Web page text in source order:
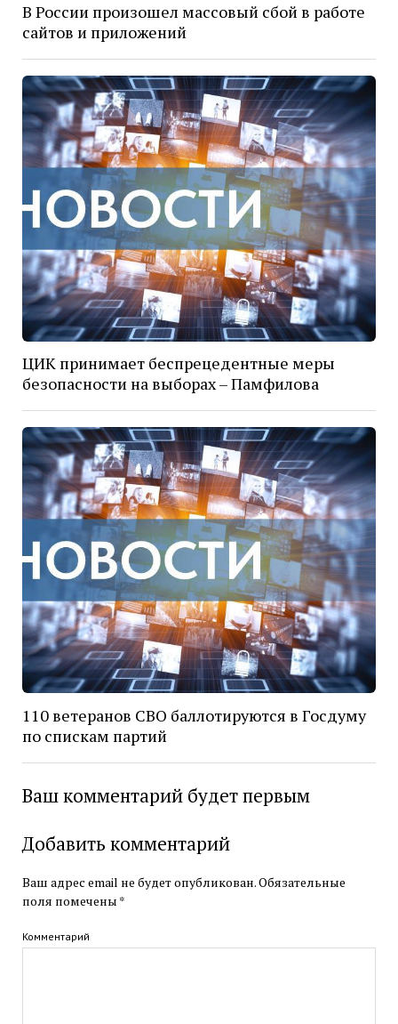
В России произошел массовый сбой в работе
сайтов и приложений
ЦИК принимает беспрецедентные меры
безопасности на выборах – Памфилова
110 ветеранов СВО баллотируются в Госдуму
по спискам партий
Ваш комментарий будет первым
Добавить комментарий
Ваш адрес email не будет опубликован.Обязательные
поля помечены *
Комментарий